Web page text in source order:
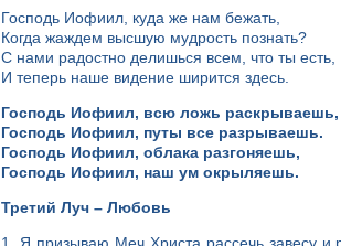
Господь Иофиил, куда же нам бежать,
Когда жаждем высшую мудрость познать?
С нами радостно делишься всем, что ты есть,
И теперь наше видение ширится здесь.
Господь Иофиил, всю ложь раскрываешь,
Господь Иофиил, путы все разрываешь.
Господь Иофиил, облака разгоняешь,
Господь Иофиил, наш ум окрыляешь.
Третий Луч – Любовь